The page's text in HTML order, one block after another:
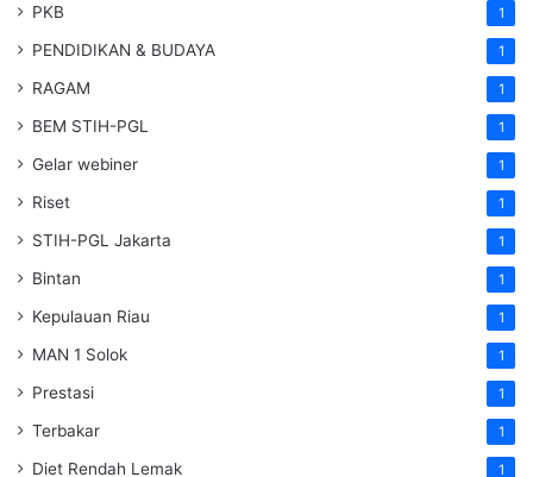
PKB 1
PENDIDIKAN & BUDAYA 1
RAGAM 1
BEM STIH-PGL 1
Gelar webiner 1
Riset 1
STIH-PGL Jakarta 1
Bintan 1
Kepulauan Riau 1
MAN 1 Solok 1
Prestasi 1
Terbakar 1
Diet Rendah Lemak 1